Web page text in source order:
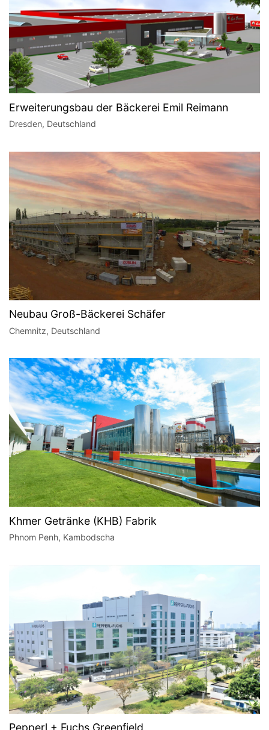
Erweiterungsbau der Bäckerei Emil Reimann
Dresden, Deutschland
Neubau Groß-Bäckerei Schäfer
Chemnitz, Deutschland
Khmer Getränke (KHB) Fabrik
Phnom Penh, Kambodscha